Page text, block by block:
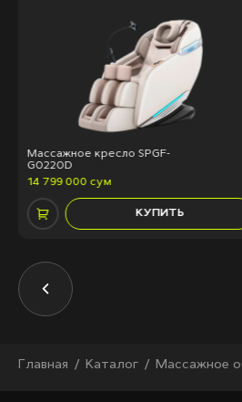
Массажное кресло SPGF-
G0220D
14 799 000 сум
КУПИТЬ
Главная Каталог Массажное